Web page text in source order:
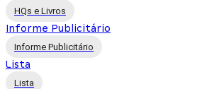
HQs e Livros
Informe Publicitário
Informe Publicitário
Lista
Lista